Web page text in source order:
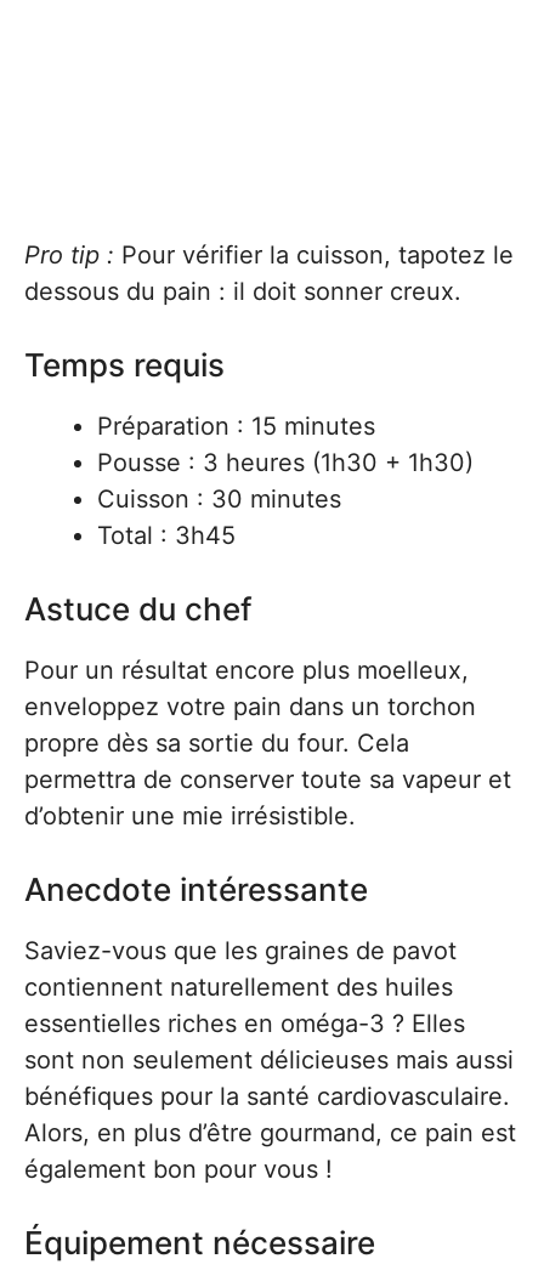
Pro tip : Pour vérifier la cuisson, tapotez le
dessous du pain : il doit sonner creux.
Temps requis
Préparation : 15 minutes
Pousse : 3 heures (1h30 + 1h30)
Cuisson : 30 minutes
Total : 3h45
Astuce du chef
Pour un résultat encore plus moelleux,
enveloppez votre pain dans un torchon
propre dès sa sortie du four. Cela
permettra de conserver toute sa vapeur et
d’obtenir une mie irrésistible.
Anecdote intéressante
Saviez-vous que les graines de pavot
contiennent naturellement des huiles
essentielles riches en oméga-3 ? Elles
sont non seulement délicieuses mais aussi
bénéfiques pour la santé cardiovasculaire.
Alors, en plus d’être gourmand, ce pain est
également bon pour vous !
Équipement nécessaire